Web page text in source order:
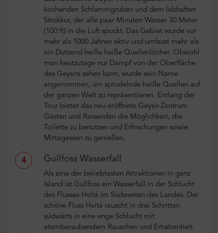
kochenden Schlammgruben und dem lebhaften
Strokkur, der alle paar Minuten Wasser 30 Meter
(100 ft) in die Luft spuckt. Das Gebiet wurde vor
mehr als 1000 Jahren aktiv und umfasst mehr als
ein Dutzend heiße heiße Quellenlöcher. Obwohl
man heutzutage nur Dampf von der Oberfläche
des Geysirs sehen kann, wurde sein Name
angenommen, um sprudelnde heiße Quellen auf
der ganzen Welt zu repräsentieren. Entlang der
Tour bietet das neu eröffnete Geysir-Zentrum
Gästen und Reisenden die Möglichkeit, die
Toilette zu benutzen und Erfrischungen sowie
Mittagessen zu genießen.
4 Gullfoss Wasserfall
Als eine der beliebtesten Attraktionen in ganz
Island ist Gullfoss ein Wasserfall in der Schlucht
des Flusses Hvítá im Südwesten des Landes. Der
schöne Fluss Hvítá rauscht in drei Schritten
südwärts in eine enge Schlucht mit
atemberaubendem Rauschen und Erhabenheit.